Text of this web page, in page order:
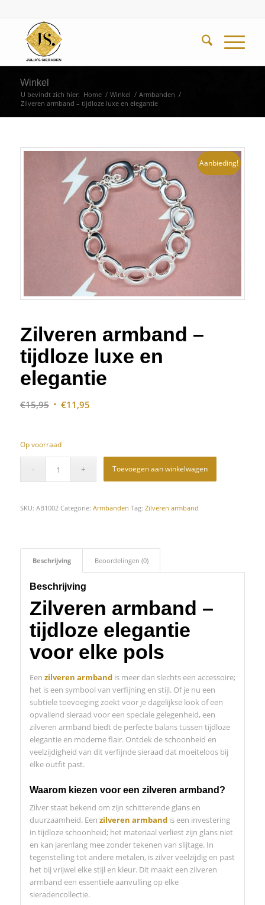
Winkel
U bevindt zich hier: Home / Winkel / Armbanden /
Zilveren armband – tijdloze luxe en elegantie
Aanbieding!
Zilveren armband –
tijdloze luxe en
elegantie
€15,95 Oorspronkelijke
€15,95.
€11,95Huidige
Op voorraad
Toevoegen aan winkelwagen
SKU: AB1002 Categorie: Armbanden Tag: Zilveren armband
Beschrijving Beoordelingen (0)
Beschrijving
Zilveren armband –
tijdloze elegantie
voor elke pols
Een zilveren armbandis meer dan slechts een accessoire;
het is een symbool van verfijning en stijl. Of je nu een
subtiele toevoeging zoekt voor je dagelijkse look of een
opvallend sieraad voor een speciale gelegenheid, een
zilveren armband biedt de perfecte balans tussen tijdloze
elegantie en moderne flair. Ontdek de schoonheid en
veelzijdigheid van dit verfijnde sieraad dat moeiteloos bij
elke outfit past.
Waarom kiezen voor een zilveren armband?
Zilver staat bekend om zijn schitterende glans en
duurzaamheid. Een zilveren armbandis een investering
in tijdloze schoonheid; het materiaal verliest zijn glans niet
en kan jarenlang mee zonder tekenen van slijtage. In
tegenstelling tot andere metalen, is zilver veelzijdig en past
het bij vrijwel elke stijl en kleur. Dit maakt een zilveren
armband een essentiële aanvulling op elke
sieradencollectie.